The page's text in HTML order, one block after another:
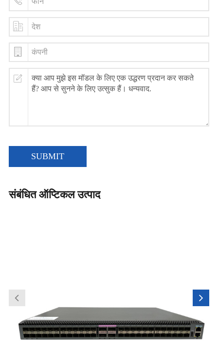
SUBMIT
संबंधित ऑप्टिकल उत्पाद